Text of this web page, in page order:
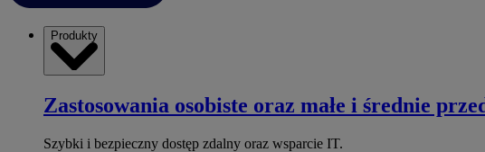
Produkty
Zastosowania osobiste oraz małe i średnie
Szybki i bezpieczny dostęp zdalny oraz wsparcie IT.